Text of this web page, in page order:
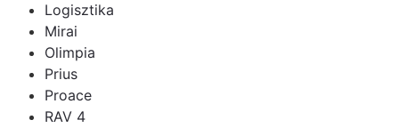
Logisztika
Mirai
Olimpia
Prius
Proace
RAV 4